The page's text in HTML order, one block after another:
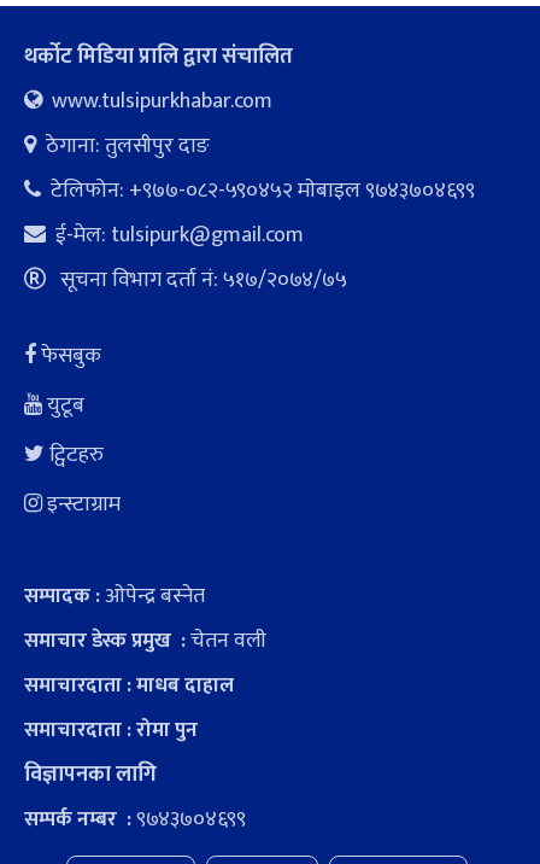
थर्कोट मिडिया प्रालि द्वारा संचालित
www.tulsipurkhabar.com
ठेगाना: तुलसीपुर दाङ
टेलिफोन: +९७७-०८२-५९०४५२ माेबाइल ९७४३७०४६९९
ई-मेल: tulsipurk@gmail.com
सूचना विभाग दर्ता नं: ५१७/२०७४/७५
फेसबुक
युटूब
ट्विटहरु
इन्स्टाग्राम
सम्पादक :ओपेन्द्र बस्नेत
समाचार डेस्क प्रमुख :चेतन वली
समाचारदाता : माधब दाहाल
समाचारदाता : रोमा पुन
विज्ञापनका लागि
सम्पर्क नम्बर :९७४३७०४६९९